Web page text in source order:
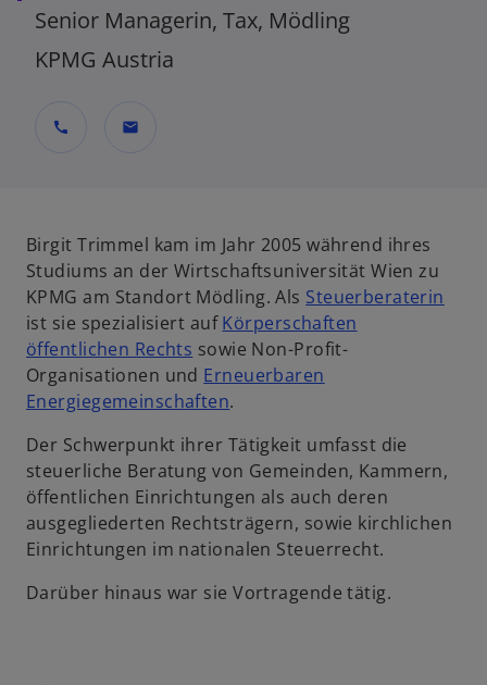
Senior Managerin, Tax, Mödling
KPMG Austria
call mail
Birgit Trimmel kam im Jahr 2005 während ihres
Studiums an der Wirtschaftsuniversität Wien zu
KPMG am Standort Mödling. Als Steuerberaterin
ist sie spezialisiert aufKörperschaften
öffentlichen Rechts sowie Non-Profit-
Organisationen und Erneuerbaren
Energiegemeinschaften.
Der Schwerpunkt ihrer Tätigkeit umfasst die
steuerliche Beratung von Gemeinden, Kammern,
öffentlichen Einrichtungen als auch deren
ausgegliederten Rechtsträgern, sowie kirchlichen
Einrichtungen im nationalen Steuerrecht.
Darüber hinaus war sie Vortragende tätig.